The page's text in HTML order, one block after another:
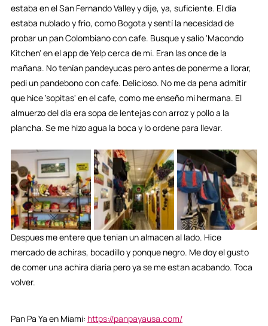
estaba en el San Fernando Valley y dije, ya, suficiente. El día
estaba nublado y frio, como Bogota y sentí la necesidad de
probar un pan Colombiano con cafe. Busque y salío 'Macondo
Kitchen' en el app de Yelp cerca de mi. Eran las once de la
mañana. No tenían pandeyucas pero antes de ponerme a llorar,
pedi un pandebono con cafe. Delicioso. No me da pena admitir
que hice 'sopitas' en el cafe, como me enseño mi hermana. El
almuerzo del día era sopa de lentejas con arroz y pollo a la
plancha. Se me hizo agua la boca y lo ordene para llevar.
Despues me entere que tenian un almacen al lado. Hice
mercado de achiras, bocadillo y ponque negro. Me doy el gusto
de comer una achira diaria pero ya se me estan acabando. Toca
volver.
Pan Pa Ya en Miami: https://panpayausa.com/